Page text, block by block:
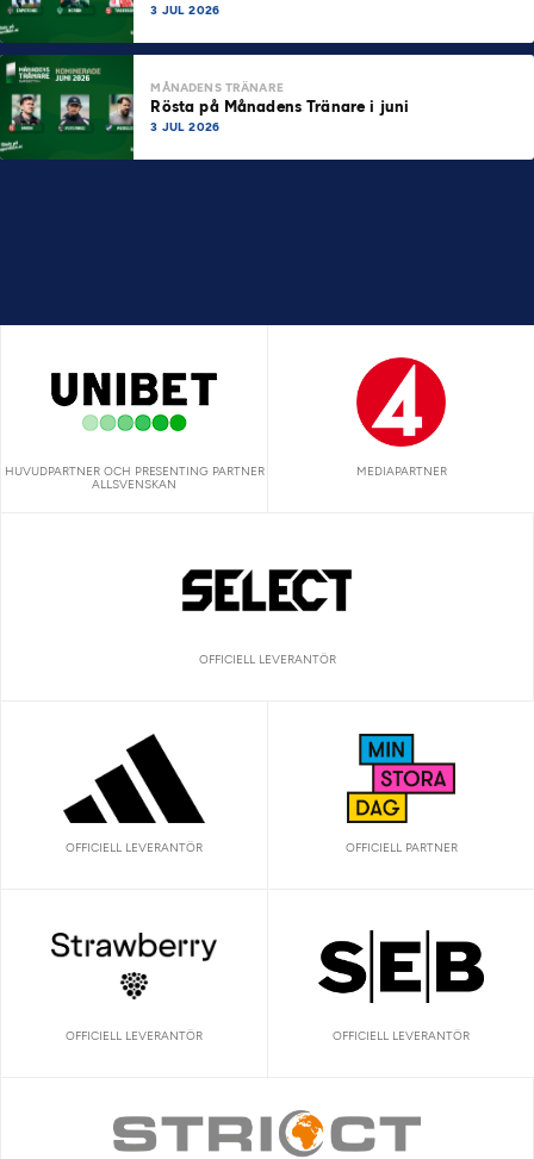
3 JUL 2026
MÅNADENS TRÄNARE
Rösta på Månadens Tränare i juni
3 JUL 2026
HUVUDPARTNER OCH PRESENTING PARTNER
ALLSVENSKAN
MEDIAPARTNER
OFFICIELL LEVERANTÖR
OFFICIELL LEVERANTÖR OFFICIELL PARTNER
OFFICIELL LEVERANTÖR OFFICIELL LEVERANTÖR